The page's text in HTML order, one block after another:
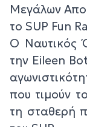
Μεγάλων
το SUP Fun
Ο Ναυτικός
την Eileen
που τιμούν
τη σταθερή